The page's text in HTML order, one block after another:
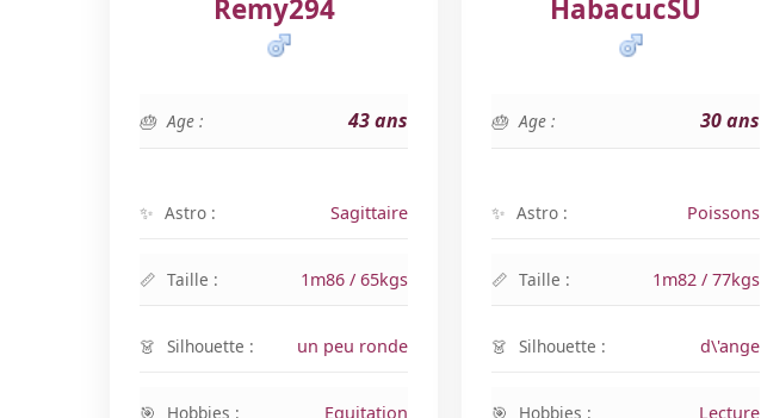
Remy294
Age : 43 ans
Astro : Sagittaire
Taille : 1m86 / 65kgs
Silhouette : un peu ronde
Hobbies : Equitation
HabacucSU
Age : 30 ans
Astro : Poissons
Taille : 1m82 / 77kgs
Silhouette : d\'ange
Hobbies : Lecture